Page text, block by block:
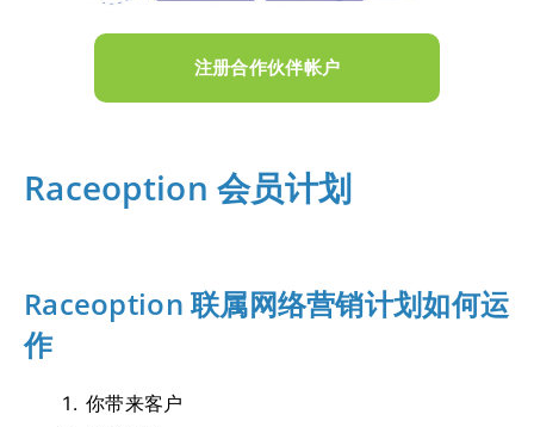
注册合作伙伴帐户
Raceoption 会员计划
Raceoption 联属网络营销计划如何运
作
你带来客户